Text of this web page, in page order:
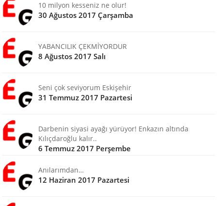
10 milyon kesseniz ne olur!
30 Ağustos 2017 Çarşamba
YABANCILIK ÇEKMİYORDUR
8 Ağustos 2017 Salı
Seni çok seviyorum Eskişehir
31 Temmuz 2017 Pazartesi
Darbenin siyasi ayağı yürüyor! Enkazın altında
Kılıçdaroğlu kalır..
6 Temmuz 2017 Perşembe
Anılarımdan…
12 Haziran 2017 Pazartesi